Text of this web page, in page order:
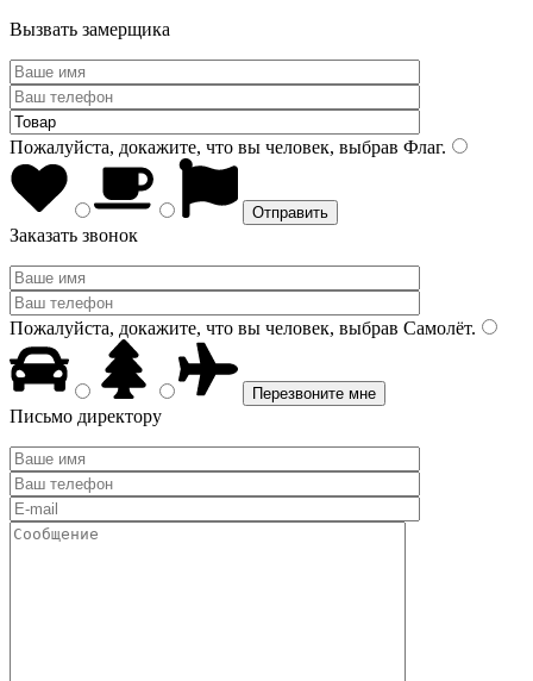
Вызвать замерщика
Пожалуйста, докажите, что вы человек, выбрав Флаг.
Заказать звонок
Пожалуйста, докажите, что вы человек, выбрав Самолёт.
Письмо директору